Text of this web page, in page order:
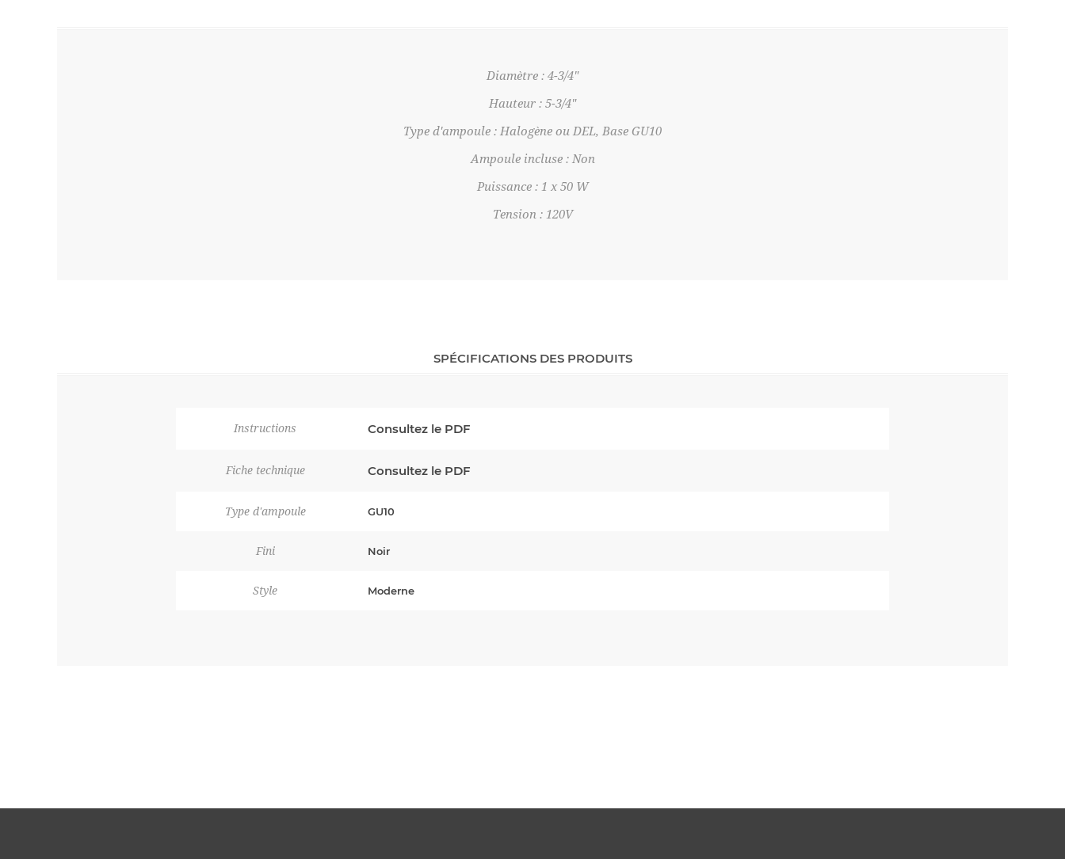
Diamètre : 4-3/4"
Hauteur : 5-3/4"
Type d'ampoule : Halogène ou DEL, Base GU10
Ampoule incluse : Non
Puissance : 1 x 50 W
Tension : 120V
SPÉCIFICATIONS DES PRODUITS
Instructions Consultez le PDF
Fiche technique Consultez le PDF
Type d'ampoule GU10
Fini Noir
Style Moderne